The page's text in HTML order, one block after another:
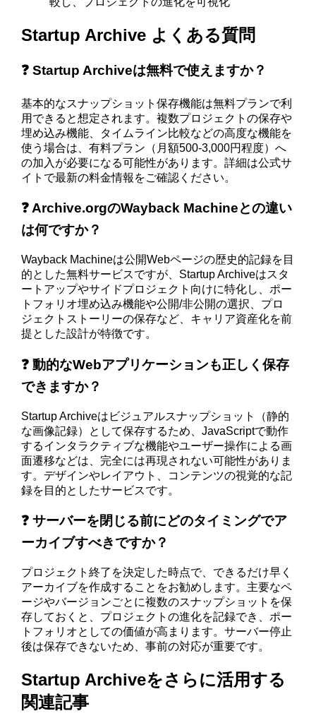
Startup Archive よくある質問
❓ Startup Archiveは無料で使えますか？
基本的なスナップショット保存機能は無料プランで利
用できると想定されます。複数プロジェクトの保存や
埋め込み機能、タイムライン比較などの高度な機能を
使う場合は、有料プラン（月額500-3,000円程度）へ
の加入が必要になる可能性があります。詳細は公式サ
イトで最新の料金情報をご確認ください。
❓ Archive.orgのWayback Machineとの違い
は何ですか？
Wayback Machineは公開Webページの歴史的記録を目
的とした無料サービスですが、Startup Archiveはスタ
ートアップやサイドプロジェクト向けに特化し、ポー
トフォリオ埋め込み機能や公開/非公開の選択、プロ
ジェクトストーリーの保存など、キャリア資産化を前
提とした設計が特徴です。
❓ 動的なWebアプリケーションも正しく保存
できますか？
Startup Archiveはビジュアルスナップショット（静的
な画像記録）として保存するため、JavaScriptで動作
するインタラクティブな機能やユーザー操作による画
面遷移などは、完全には再現されない可能性がありま
す。デザインやレイアウト、コンテンツの視覚的な記
録を目的としたサービスです。
❓ サーバーを閉じる前にどのタイミングでア
ーカイブすべきですか？
プロジェクト終了を決定した時点で、できるだけ早く
アーカイブを作成することをお勧めします。主要なペ
ージやバージョンごとに複数のスナップショットを保
存しておくと、プロジェクトの進化を記録でき、ポー
トフォリオとしての価値が高まります。サーバー停止
後は保存できないため、事前の対応が重要です。
Startup Archiveをさらに活用する
関連記事